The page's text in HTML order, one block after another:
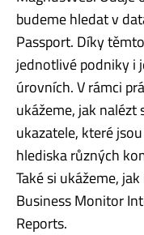
budeme hledat v
Passport. Díky
jednotlivé podniky i
úrovních. V rámci
ukážeme, jak
ukazatele, které
hlediska různých
Také si ukážeme,
Business Monitor
Reports.